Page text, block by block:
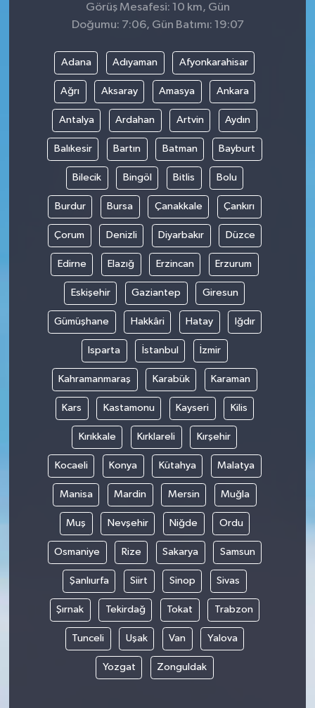
Görüş Mesafesi: 10 km, Gün
Doğumu: 7:06, Gün Batımı: 19:07
Adana Adıyaman Afyonkarahisar
Ağrı Aksaray Amasya Ankara
Antalya Ardahan Artvin Aydın
Balıkesir Bartın Batman Bayburt
Bilecik Bingöl Bitlis Bolu
Burdur Bursa Çanakkale Çankırı
Çorum Denizli Diyarbakır Düzce
Edirne Elazığ Erzincan Erzurum
Eskişehir Gaziantep Giresun
Gümüşhane Hakkâri Hatay Iğdır
Isparta İstanbul İzmir
Kahramanmaraş Karabük Karaman
Kars Kastamonu Kayseri Kilis
Kırıkkale Kırklareli Kırşehir
Kocaeli Konya Kütahya Malatya
Manisa Mardin Mersin Muğla
Muş Nevşehir Niğde Ordu
Osmaniye Rize Sakarya Samsun
Şanlıurfa Siirt Sinop Sivas
Şırnak Tekirdağ Tokat Trabzon
Tunceli Uşak Van Yalova
Yozgat Zonguldak